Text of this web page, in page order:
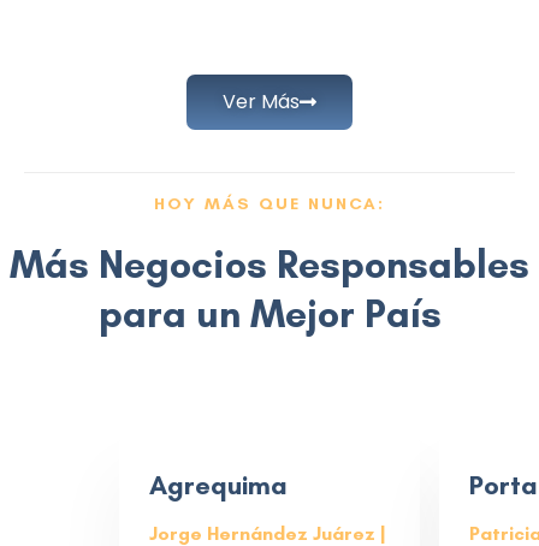
Ver Más
HOY MÁS QUE NUNCA:
Más Negocios Responsables
para un Mejor País
Agrequima
Jorge Hernández Juárez |